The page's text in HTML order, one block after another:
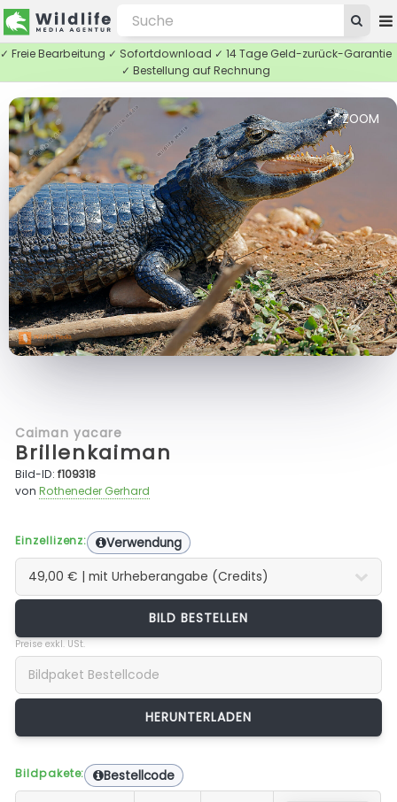
✓ Freie Bearbeitung ✓ Sofortdownload ✓ 14 Tage Geld-zurück-Garantie
✓ Bestellung auf Rechnung
ZOOM
Caiman yacare
Brillenkaiman
Bild-ID:f109318
vonRotheneder Gerhard
Einzellizenz: Verwendung
BILD BESTELLEN
Preise exkl. USt.
Bildpakete: Bestellcode